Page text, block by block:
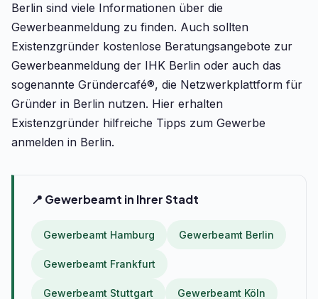
Berlin sind viele Informationen über die
Gewerbeanmeldung zu finden. Auch sollten
Existenzgründer kostenlose Beratungsangebote zur
Gewerbeanmeldung der IHK Berlin oder auch das
sogenannte Gründercafé®, die Netzwerkplattform für
Gründer in Berlin nutzen. Hier erhalten
Existenzgründer hilfreiche Tipps zum Gewerbe
anmelden in Berlin.
📍 Gewerbeamt in Ihrer Stadt
Gewerbeamt Hamburg Gewerbeamt Berlin
Gewerbeamt Frankfurt
Gewerbeamt Stuttgart Gewerbeamt Köln